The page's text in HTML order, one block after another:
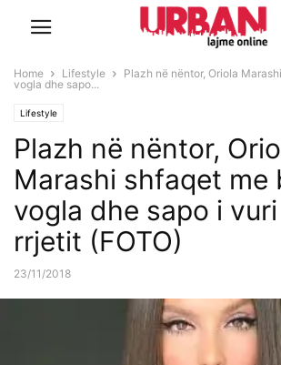
Home Lifestyle
Plazh në nëntor, Oriola
vogla dhe sapo...
Lifestyle
Plazh në nëntor,
Marashi shfaqet me
vogla dhe sapo i
rrjetit (FOTO)
23/11/2018